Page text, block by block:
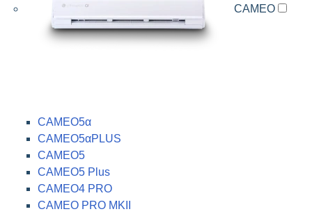
CAMEO
CAMEO5α
CAMEO5αPLUS
CAMEO5
CAMEO5 Plus
CAMEO4 PRO
CAMEO PRO MKII